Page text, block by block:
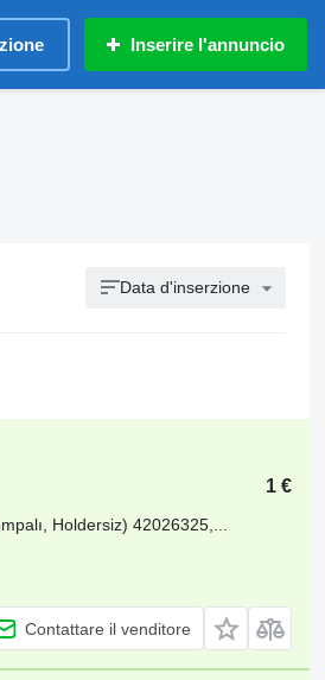
Inserire l'annuncio
Data d'inserzione
1 €
Holdersiz) 42026325,...
Contattare il venditore